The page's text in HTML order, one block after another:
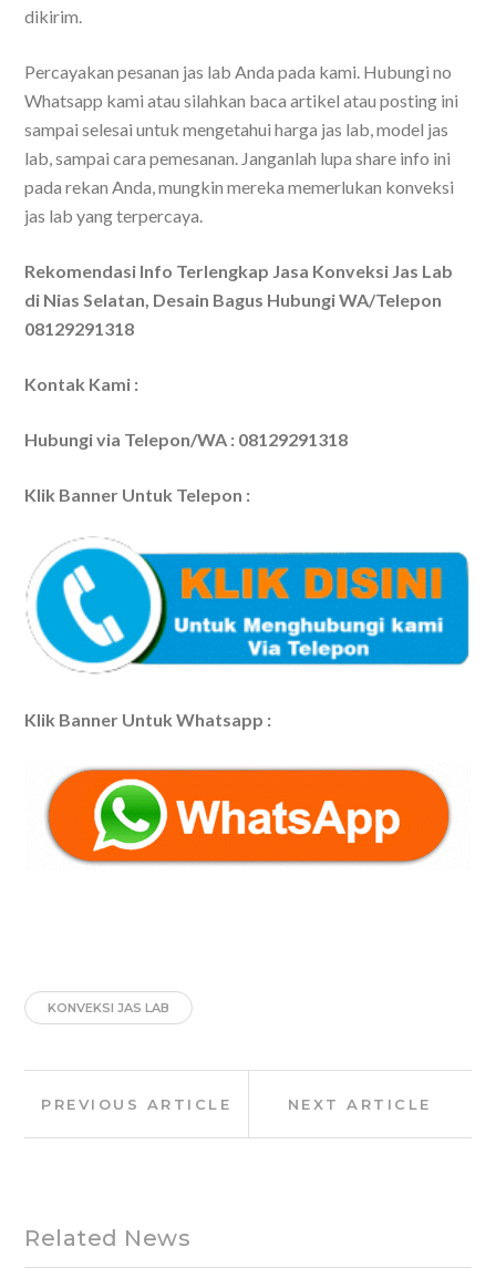
dikirim.
Percayakan pesanan jas lab Anda pada kami. Hubungi no
Whatsapp kami atau silahkan baca artikel atau posting ini
sampai selesai untuk mengetahui harga jas lab, model jas
lab, sampai cara pemesanan. Janganlah lupa share info ini
pada rekan Anda, mungkin mereka memerlukan konveksi
jas lab yang terpercaya.
Rekomendasi Info Terlengkap Jasa Konveksi Jas Lab
di Nias Selatan, Desain Bagus Hubungi WA/Telepon
08129291318
Kontak Kami :
Hubungi via Telepon/WA : 08129291318
Klik Banner Untuk Telepon :
Klik Banner Untuk Whatsapp :
KONVEKSI JAS LAB
navigation
PREVIOUS ARTICLE NEXT ARTICLE
Related News